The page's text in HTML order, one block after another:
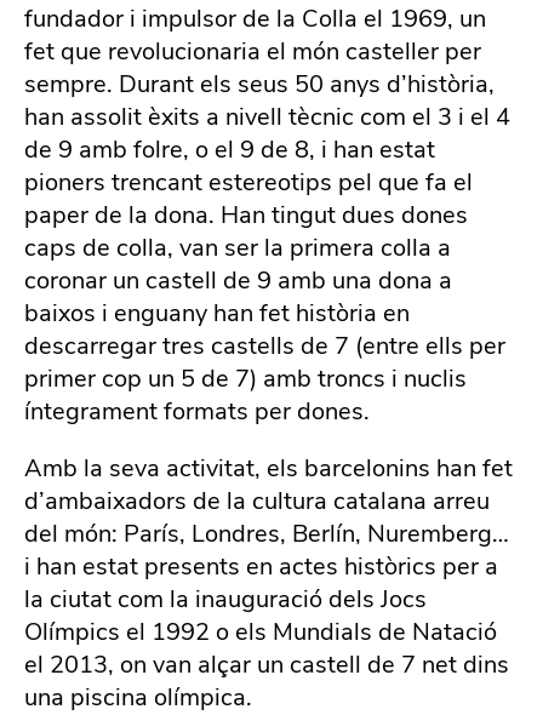
fundador i impulsor de la Colla el 1969, un
fet que revolucionaria el món casteller per
sempre. Durant els seus 50 anys d’història,
han assolit èxits a nivell tècnic com el 3 i el 4
de 9 amb folre, o el 9 de 8, i han estat
pioners trencant estereotips pel que fa el
paper de la dona. Han tingut dues dones
caps de colla, van ser la primera colla a
coronar un castell de 9 amb una dona a
baixos i enguany han fet història en
descarregar tres castells de 7 (entre ells per
primer cop un 5 de 7) amb troncs i nuclis
íntegrament formats per dones.
Amb la seva activitat, els barcelonins han fet
d’ambaixadors de la cultura catalana arreu
del món: París, Londres, Berlín, Nuremberg…
i han estat presents en actes històrics per a
la ciutat com la inauguració dels Jocs
Olímpics el 1992 o els Mundials de Natació
el 2013, on van alçar un castell de 7 net dins
una piscina olímpica.